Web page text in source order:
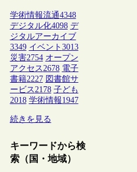
学術情報流通4348
デジタル化4098 デ
ジタルアーカイブ
3349 イベント 3013
災害2754 オープン
アクセス 2678 電子
書籍2227 図書館サ
ービス 2178 子ども
2018 学術情報1947
続きを見る
キーワードから検
索（国・地域）